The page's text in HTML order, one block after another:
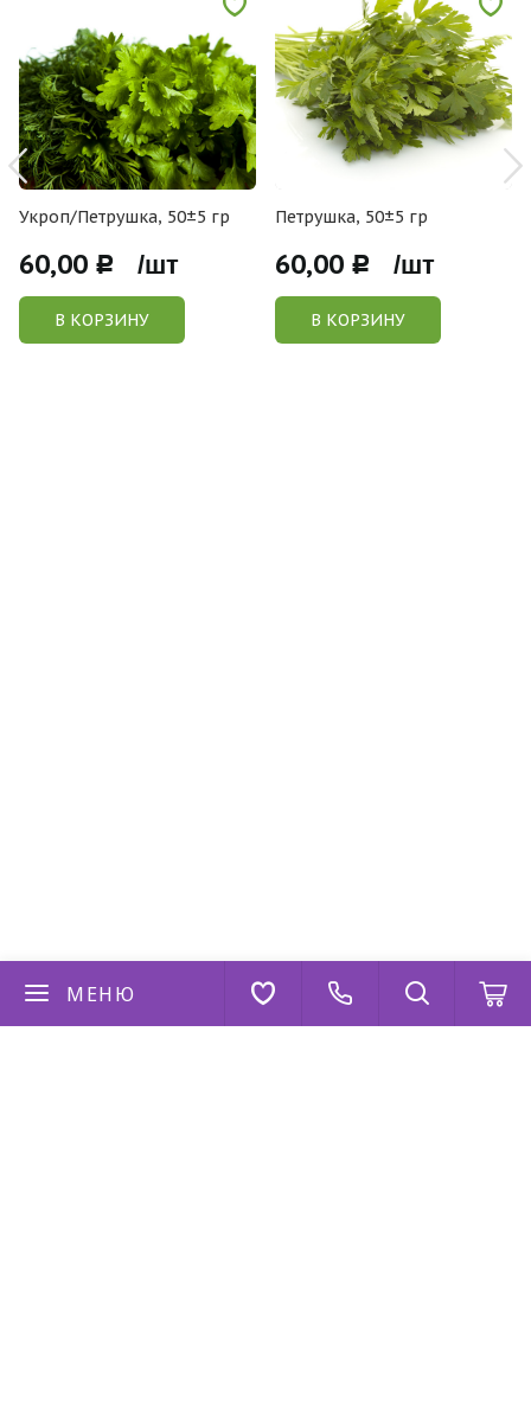
МЕНЮ
Укроп/Петрушка, 50±5 гр
60,00 Р /шт
В КОРЗИНУ
Петрушка, 50±5 гр
60,00 Р /шт
В КОРЗИНУ